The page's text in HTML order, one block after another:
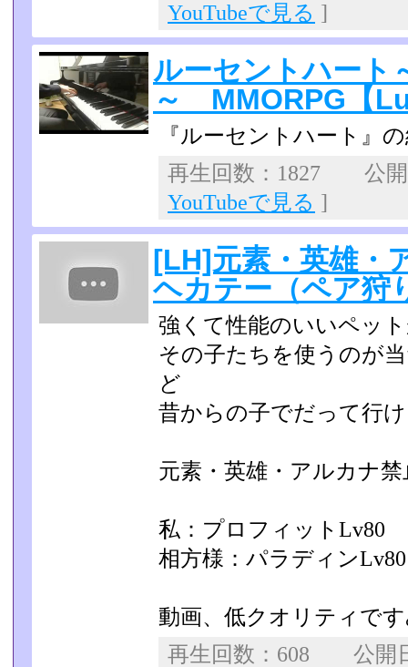
YouTubeで見る ]
ルーセントハート
～ MMORPG【
『ルーセントハート』
再生回数：1827 公
YouTubeで見る ]
[LH]元素・英雄・
ヘカテー（ペア狩
強くて性能のいいペッ
その子たちを使うのが
ど
昔からの子でだって行
元素・英雄・アルカナ
私：プロフィットLv80
相方様：パラディンLv80
動画、低クオリティで
再生回数：608 公